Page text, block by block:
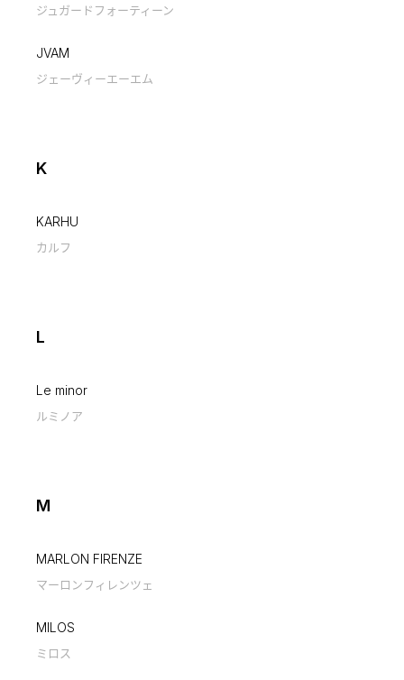
ジュガードフォーティーン
JVAM
ジェーヴィーエーエム
K
KARHU
カルフ
L
Le minor
ルミノア
M
MARLON FIRENZE
マーロンフィレンツェ
MILOS
ミロス